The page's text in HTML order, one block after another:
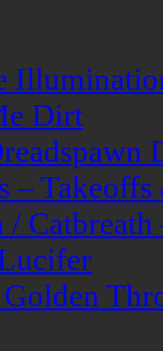
Dirt
–